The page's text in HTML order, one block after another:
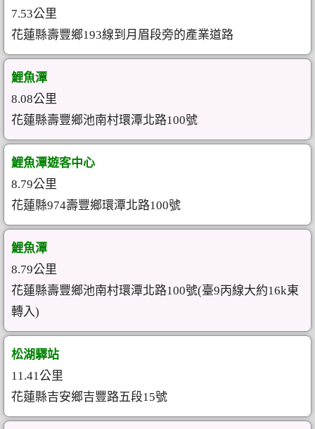
7.53公里
花蓮縣壽豐鄉193線到月眉段旁的產業道路
鯉魚潭
8.08公里
花蓮縣壽豐鄉池南村環潭北路100號
鯉魚潭遊客中心
8.79公里
花蓮縣974壽豐鄉環潭北路100號
鯉魚潭
8.79公里
花蓮縣壽豐鄉池南村環潭北路100號(臺9丙線大約16k東
轉入)
松湖驛站
11.41公里
花蓮縣吉安鄉吉豐路五段15號